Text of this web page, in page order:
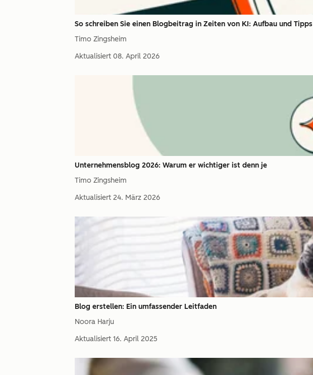
So schreiben Sie einen Blogbeitrag in Zeiten von KI: Aufbau und Tipps
Timo Zingsheim
Aktualisiert 08. April 2026
Unternehmensblog 2026: Warum er wichtiger ist denn je
Timo Zingsheim
Aktualisiert 24. März 2026
Blog erstellen: Ein umfassender Leitfaden
Noora Harju
Aktualisiert 16. April 2025